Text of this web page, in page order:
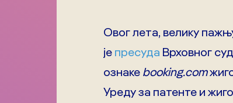
Овог лета, велику
је пресуда Врховног
ознаке booking.com
Уреду за патенте и